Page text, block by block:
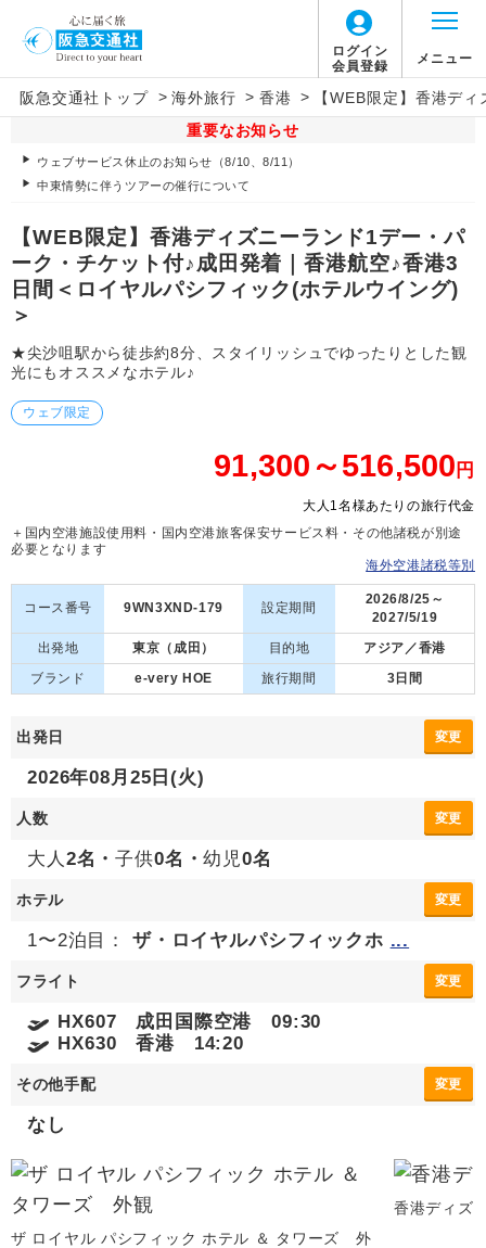
ログイン
会員登録
メニュー
阪急交通社トップ > 海外旅行 > 香港 >
【WEB限定】香港デ
重要なお知らせ
ウェブサービス休止のお知らせ（8/10、8/11）
中東情勢に伴うツアーの催行について
【WEB限定】香港ディズニーランド1デー・パ
ーク・チケット付♪成田発着｜香港航空♪香港3
日間＜ロイヤルパシフィック(ホテルウイング)
＞
★尖沙咀駅から徒歩約8分、スタイリッシュでゆったりとした観
光にもオススメなホテル♪
ウェブ限定
91,300～516,500 円
大人1名様あたりの旅行代金
＋国内空港施設使用料・国内空港旅客保安サービス料・その他諸税が別途
必要となります
海外空港諸税等別
コース番号 9WN3XND-179 設定期間
2026/8/25～
2027/5/19
出発地
東京（成田） 目的地
アジア／香港
ブランド
e-very HOE 旅行期間 3日間
出発日 変更
2026年08月25日(火)
人数 変更
大人 2名・子供0名・幼児0名
ホテル 変更
1〜2泊目： ザ・ロイヤルパシフィックホ ...
フライト 変更
HX607 成田国際空港 09:30
HX630 香港 14:20
その他手配 変更
なし
ザ ロイヤル パシフィック ホテル ＆ タワーズ 外
香港ディズ